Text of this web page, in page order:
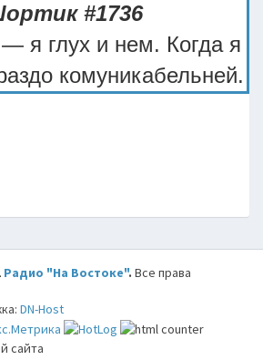
#1736
я глух и нем. Когда я
комуникабельней.
Радио "На Востоке". Все права
DN-Host